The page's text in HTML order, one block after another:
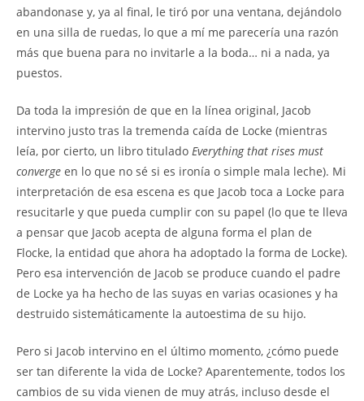
abandonase y, ya al final, le tiró por una ventana, dejándolo
en una silla de ruedas, lo que a mí me parecería una razón
más que buena para no invitarle a la boda… ni a nada, ya
puestos.
Da toda la impresión de que en la línea original, Jacob
intervino justo tras la tremenda caída de Locke (mientras
leía, por cierto, un libro titulado Everything that rises must
converge en lo que no sé si es ironía o simple mala leche). Mi
interpretación de esa escena es que Jacob toca a Locke para
resucitarle y que pueda cumplir con su papel (lo que te lleva
a pensar que Jacob acepta de alguna forma el plan de
Flocke, la entidad que ahora ha adoptado la forma de Locke).
Pero esa intervención de Jacob se produce cuando el padre
de Locke ya ha hecho de las suyas en varias ocasiones y ha
destruido sistemáticamente la autoestima de su hijo.
Pero si Jacob intervino en el último momento, ¿cómo puede
ser tan diferente la vida de Locke? Aparentemente, todos los
cambios de su vida vienen de muy atrás, incluso desde el